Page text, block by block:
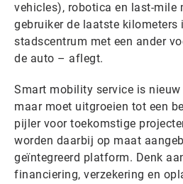
vehicles), robotica en last-mile
gebruiker de laatste kilometers
stadscentrum met een ander
de auto – aflegt.
Smart mobility service is
maar moet uitgroeien tot een
pijler voor toekomstige
worden daarbij op maat
geïntegreerd platform. Denk
financiering, verzekering en